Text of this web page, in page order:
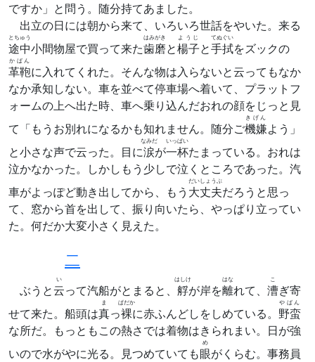
ですか」と問う。随分持てあました。
出立の日には朝から来て、いろいろ世話をやいた。来る
途中
とちゅう
小間物屋で買って来た歯磨
はみがき
と楊子
ようじ
と手拭
てぬぐい
をズックの
革鞄
かばん
に入れてくれた。そんな物は入らないと云ってもなか
なか承知しない。車を並べて停車場へ着いて、プラットフ
ォームの上へ出た時、車へ乗り込んだおれの顔をじっと見
て「もうお別れになるかも知れません。随分ご機嫌
きげん
よう」
と小さな声で云った。目に涙
なみだ
が一杯
いっぱい
たまっている。おれは
泣かなかった。しかしもう少しで泣くところであった。汽
車がよっぽど動き出してから、もう 大丈夫
だいしょうぶ
だろうと思っ
て、窓から首を出して、振り向いたら、やっぱり立ってい
た。何だか大変小さく見えた。
二
ぶうと云
い
って汽船がとまると、 艀
はしけ
が岸を離
はな
れて、 漕
こ
ぎ寄
せて来た。船頭は真
ま
っ裸
ぱだか
に赤ふんどしをしめている。 野蛮
やばん
な所だ。もっともこの熱さでは着物はきられまい。日が強
いので水がやに光る。見つめていても眼
め
がくらむ。事務員